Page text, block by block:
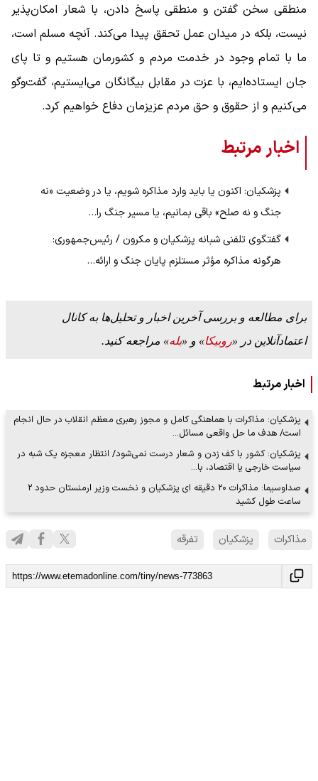
منطقی سخن گفتن و منطقی پاسخ دادن، با شعار امکان‌پذیر
نیست، بلکه در میدان عمل تحقق پیدا می‌کند. آنچه مسلم است،
ما با تمام وجود در خدمت مردم و کشورمان هستیم و تا پای
جان ایستاده‌ایم، با عزت در مقابل بیگانگان می‌ایستیم، گفت‌وگو
می‌کنیم و از حقوق و حق مردم عزیزمان دفاع خواهیم کرد.
اخبار مرتبط
پزشکیان: اکنون یا باید وارد مذاکره شویم، یا در وضعیت «نه
جنگ و نه صلح» باقی بمانیم، یا مسیر جنگ را…
گفتگوی تلفنی شبانه پزشکیان و مکرون / رئیس‌جمهوری:
هرگونه مذاکره مؤثر مستلزم پایان جنگ و ارائه…
برای مطالعه و بررسی آخرین اخبار و تحلیل‌ها به کانال
اعتمادآنلاین در «روبیکا» و «بله» مراجعه کنید.
اخبار مرتبط
پزشکیان: مذاکرات با هماهنگی کامل و مجوز رهبری معظم انقلاب در حال انجام
است/ هدف ما حل واقعی مسائل…
پزشکیان: کشور با کف زدن و شعار درست نمی‌شود/ انتظار معجزه یک شبه در
سیاست خارجی یا اقتصاد، با…
صداوسیما: مذاکرات ۲۰ دقیقه ای پزشکیان و نخست وزیر ارمنستان حدود ۲
ساعت طول کشید
مذاکرات پزشکیان تفرقه